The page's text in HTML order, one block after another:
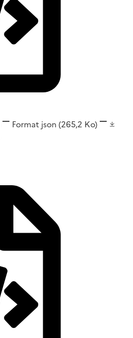
Format json (265,2 Ko)